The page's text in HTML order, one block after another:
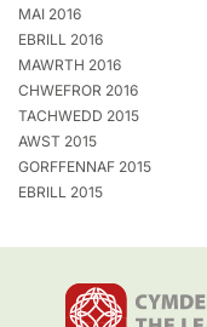
MAI 2016
EBRILL 2016
MAWRTH 2016
CHWEFROR 2016
TACHWEDD 2015
AWST 2015
GORFFENNAF 2015
EBRILL 2015